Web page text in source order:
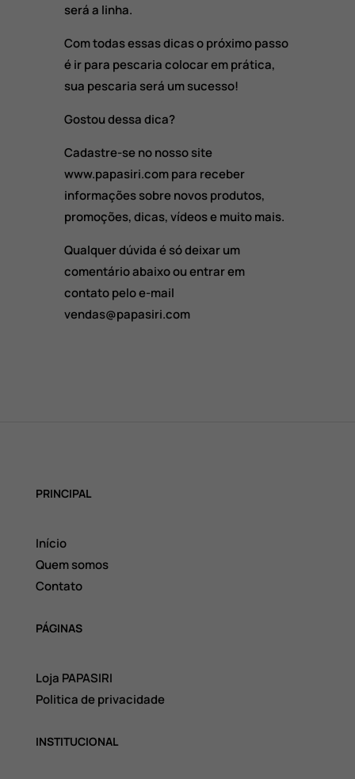
será a linha.
Com todas essas dicas o próximo passo
é ir para pescaria colocar em prática,
sua pescaria será um sucesso!
Gostou dessa dica?
Cadastre-se no nosso site
www.papasiri.com para receber
informações sobre novos produtos,
promoções, dicas, vídeos e muito mais.
Qualquer dúvida é só deixar um
comentário abaixo ou entrar em
contato pelo e-mail
vendas@papasiri.com
PRINCIPAL
Início
Quem somos
Contato
PÁGINAS
Loja PAPASIRI
Politica de privacidade
INSTITUCIONAL